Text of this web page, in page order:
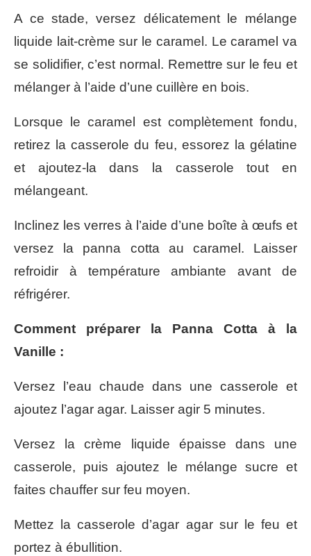
A ce stade, versez délicatement le mélange
liquide lait-crème sur le caramel. Le caramel va
se solidifier, c’est normal. Remettre sur le feu et
mélanger à l’aide d’une cuillère en bois.
Lorsque le caramel est complètement fondu,
retirez la casserole du feu, essorez la gélatine
et ajoutez-la dans la casserole tout en
mélangeant.
Inclinez les verres à l’aide d’une boîte à œufs et
versez la panna cotta au caramel. Laisser
refroidir à température ambiante avant de
réfrigérer.
Comment préparer la Panna Cotta à la
Vanille :
Versez l’eau chaude dans une casserole et
ajoutez l’agar agar. Laisser agir 5 minutes.
Versez la crème liquide épaisse dans une
casserole, puis ajoutez le mélange sucre et
faites chauffer sur feu moyen.
Mettez la casserole d’agar agar sur le feu et
portez à ébullition.